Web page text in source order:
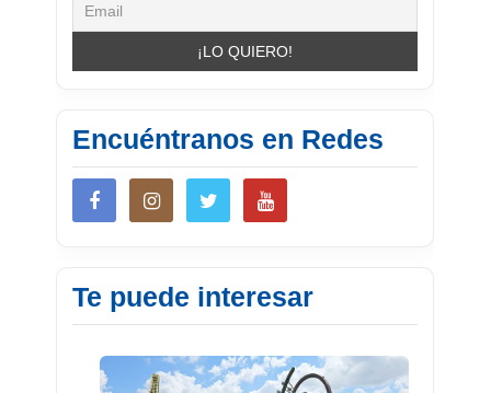
Encuéntranos en Redes
Te puede interesar